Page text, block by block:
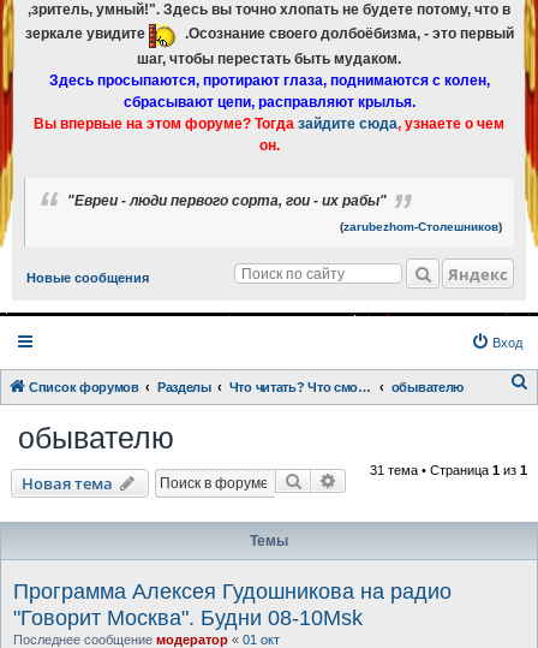
,зритель, умный!". Здесь вы точно хлопать не будете потому, что в
зеркале увидите
.Осознание своего долбоёбизма, - это первый
шаг, чтобы перестать быть мудаком.
Здесь просыпаются, протирают глаза, поднимаются с колен,
сбрасывают цепи, расправляют крылья.
Вы впервые на этом форуме? Тогда зайдите сюда, узнаете о чем
он.
"Евреи - люди первого сорта, гои - их рабы"
(zarubezhom-Столешников)
Новые сообщения Яндекс
Вход
Список форумов Разделы Что читать? Что смотреть? Книги и фильмы в кратком изложении обывателю
обывателю
Новая тема Поиск Расширенный поиск
31 тема • Страница 1 из 1
Темы
Программа Алексея Гудошникова на радио
"Говорит Москва". Будни 08-10Msk
Последнее сообщение модератор « 01 окт